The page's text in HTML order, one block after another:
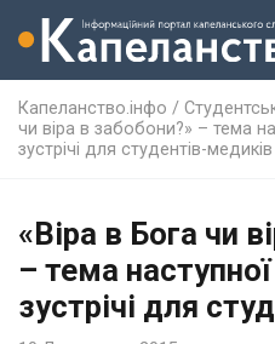
Капеланство.інфо /
чи віра в забобони?» – тема
зустрічі для студентів-медиків
«Віра в Бога чи
– тема
зустрічі для